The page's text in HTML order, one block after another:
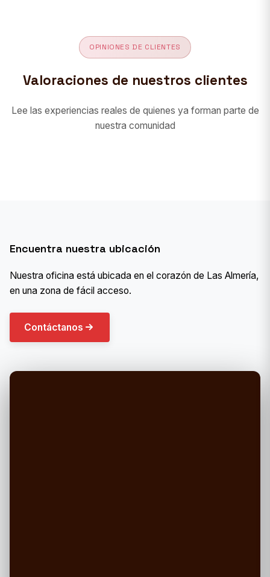
OPINIONES DE CLIENTES
Valoraciones de nuestros clientes
Lee las experiencias reales de quienes ya forman parte de
nuestra comunidad
Encuentra nuestra ubicación
Nuestra oficina está ubicada en el corazón de Las Almería,
en una zona de fácil acceso.
Contáctanos